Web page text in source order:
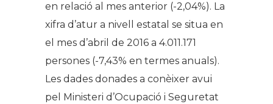
en relació al mes anterior (-2,04%). La
xifra d’atur a nivell estatal se situa en
el mes d’abril de 2016 a 4.011.171
persones (-7,43% en termes anuals).
Les dades donades a conèixer avui
pel Ministeri d’Ocupació i Seguretat